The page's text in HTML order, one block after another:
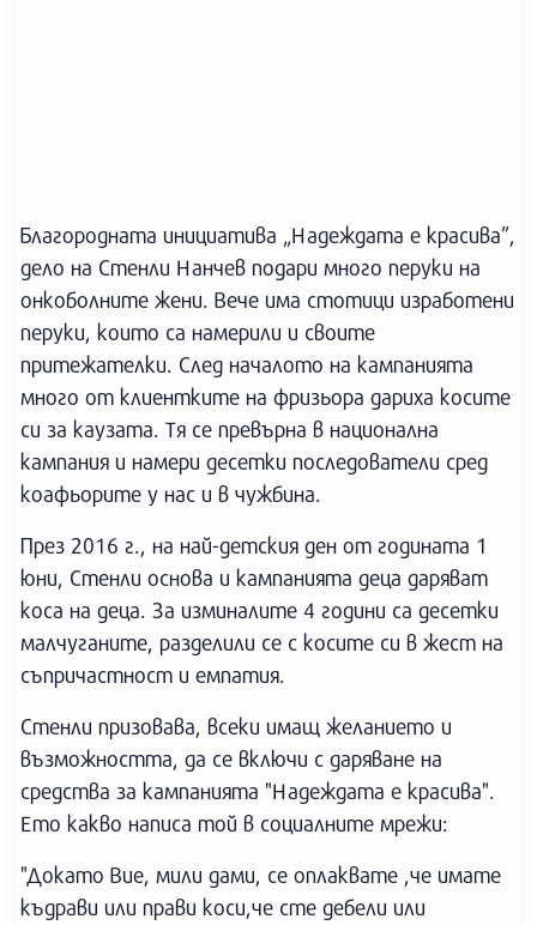
Благородната инициатива „Надеждата е красива”,
дело на Стенли Нанчев подари много перуки на
онкоболните жени. Вече има стотици изработени
перуки, които са намерили и своите
притежателки. След началото на кампанията
много от клиентките на фризьора дариха косите
си за каузата. Тя се превърна в национална
кампания и намери десетки последователи сред
коафьорите у нас и в чужбина.
През 2016 г., на най-детския ден от годината 1
юни, Стенли основа и кампанията деца даряват
коса на деца. За изминалите 4 години са десетки
малчуганите, разделили се с косите си в жест на
съпричастност и емпатия.
Стенли призовава, всеки имащ желанието и
възможността, да се включи с даряване на
средства за кампанията "Надеждата е красива".
Ето какво написа той в социалните мрежи:
"Докато Вие, мили дами, се оплаквате ,че имате
къдрави или прави коси,че сте дебели или